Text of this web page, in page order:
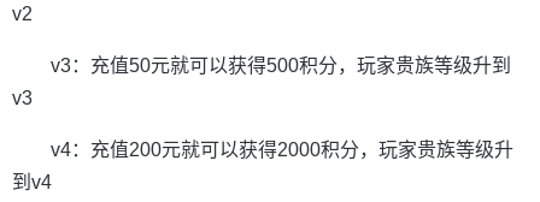
v2
v3：充值50元就可以获得500积分，玩家贵族等级升到
v3
v4：充值200元就可以获得2000积分，玩家贵族等级升
到v4